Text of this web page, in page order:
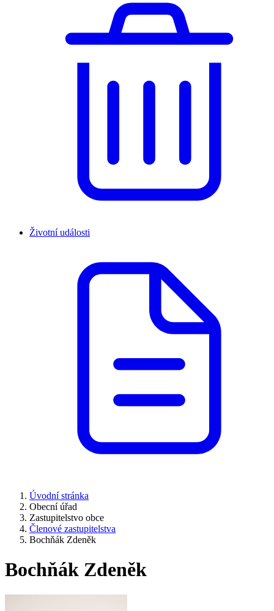
Životní události
Úvodní stránka
Obecní úřad
Zastupitelstvo obce
Členové zastupitelstva
Bochňák Zdeněk
Bochňák Zdeněk